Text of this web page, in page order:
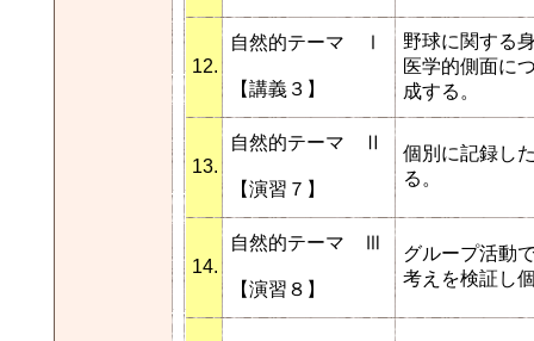
12.
自然的テーマ Ⅰ
【講義３】
野球に関する
医学的側面に
成する。
13.
自然的テーマ Ⅱ
【演習７】
個別に記録し
る。
14.
自然的テーマ Ⅲ
【演習８】
グループ活動
考えを検証し